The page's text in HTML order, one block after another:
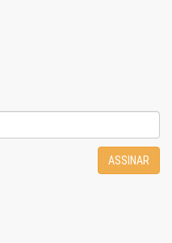
ASSINAR